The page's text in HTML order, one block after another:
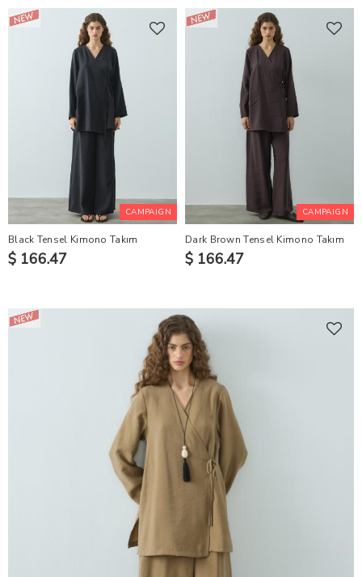
CAMPAIGN
Black Tensel Kimono Takım
$ 166.47
CAMPAIGN
Dark Brown Tensel Kimono Takım
$ 166.47